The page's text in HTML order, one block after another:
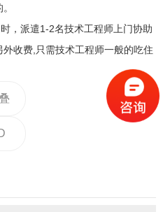
，派遣1-2名技术工程师上门协助
收费,只需技术工程师一般的吃住